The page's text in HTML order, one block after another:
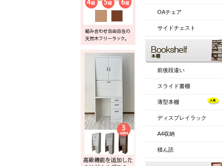
OAチェア
サイドチェスト
前後段違い
スライド書棚
薄型本棚
ディスプレイラック
A4収納
積ん読